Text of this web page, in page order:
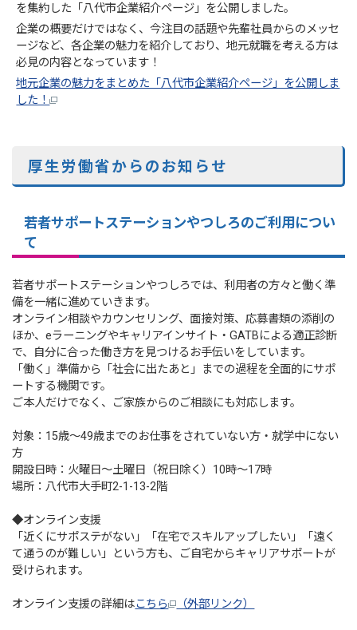
を集約した「八代市企業紹介ページ」を公開しました。
企業の概要だけではなく、今注目の話題や先輩社員からのメッセ
ージなど、各企業の魅力を紹介しており、地元就職を考える方は
必見の内容となっています！
地元企業の魅力をまとめた「八代市企業紹介ページ」を公開しま
した！
厚生労働省からのお知らせ
若者サポートステーションやつしろのご利用につい
て
若者サポートステーションやつしろでは、利用者の方々と働く準
備を一緒に進めていきます。
オンライン相談やカウンセリング、面接対策、応募書類の添削の
ほか、eラーニングやキャリアインサイト・GATBによる適正診断
で、自分に合った働き方を見つけるお手伝いをしています。
「働く」準備から「社会に出たあと」までの過程を全面的にサポ
ートする機関です。
ご本人だけでなく、ご家族からのご相談にも対応します。
対象：15歳～49歳までのお仕事をされていない方・就学中にない
方
開設日時：火曜日～土曜日（祝日除く）10時～17時
場所：八代市大手町2-1-13-2階
◆オンライン支援
「近くにサポステがない」「在宅でスキルアップしたい」「遠く
て通うのが難しい」という方も、ご自宅からキャリアサポートが
受けられます。
オンライン支援の詳細はこちら （外部リンク）